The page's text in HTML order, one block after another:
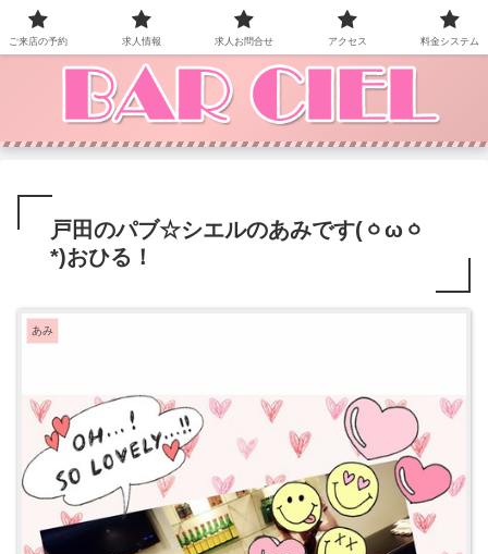
BAR CIEL！ご来店お待ちしています。
戸田のパブ☆シエルのあみです(ㆁωㆁ
*)おひる！
あみ
ご来店の予約 求人情報 求人お問合せ アクセス 料金システム